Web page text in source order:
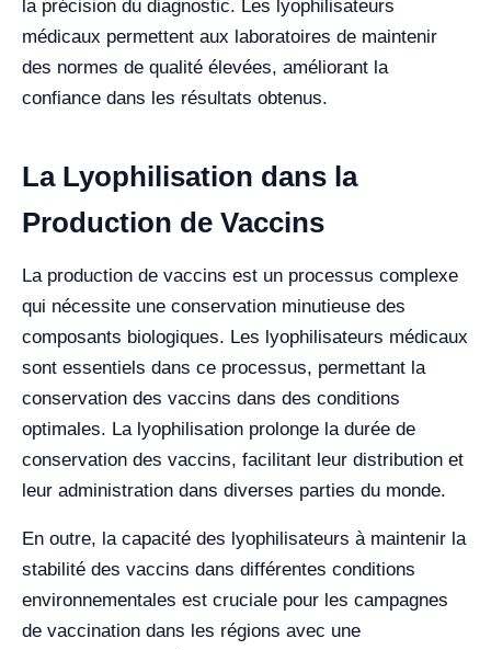
la précision du diagnostic. Les lyophilisateurs
médicaux permettent aux laboratoires de maintenir
des normes de qualité élevées, améliorant la
confiance dans les résultats obtenus.
La Lyophilisation dans la
Production de Vaccins
La production de vaccins est un processus complexe
qui nécessite une conservation minutieuse des
composants biologiques. Les lyophilisateurs médicaux
sont essentiels dans ce processus, permettant la
conservation des vaccins dans des conditions
optimales. La lyophilisation prolonge la durée de
conservation des vaccins, facilitant leur distribution et
leur administration dans diverses parties du monde.
En outre, la capacité des lyophilisateurs à maintenir la
stabilité des vaccins dans différentes conditions
environnementales est cruciale pour les campagnes
de vaccination dans les régions avec une